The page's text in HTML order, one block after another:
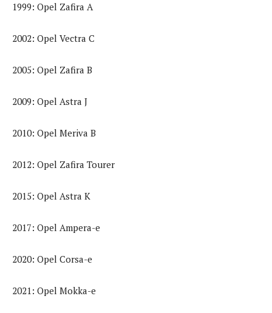
1999: Opel Zafira A
2002: Opel Vectra C
2005: Opel Zafira B
2009: Opel Astra J
2010: Opel Meriva B
2012: Opel Zafira Tourer
2015: Opel Astra K
2017: Opel Ampera-e
2020: Opel Corsa-e
2021: Opel Mokka-e